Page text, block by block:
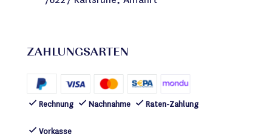
ZAHLUNGSARTEN
Rechnung Nachnahme Raten-Zahlung
Vorkasse